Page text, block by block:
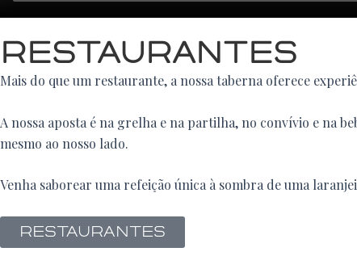
RESTAURANTES
Mais do que um restaurante, a nossa taberna oferece
A nossa aposta é na grelha e na partilha, no convívio e na
mesmo ao nosso lado.
Venha saborear uma refeição única à sombra de uma
RESTAURANTES